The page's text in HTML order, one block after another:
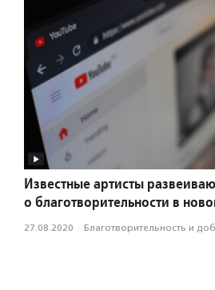
Известные артисты
о благотворительности в
27.08.2020 · Благотвори­тель­ность и